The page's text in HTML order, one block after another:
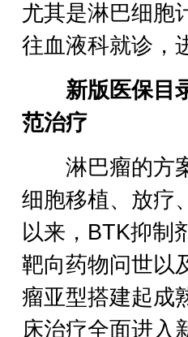
尤其是淋巴细胞
往血液科就诊，
新版医保目录
范治疗
淋巴瘤的方案
细胞移植、放疗
以来，BTK抑制
靶向药物问世以
瘤亚型搭建起成
床治疗全面进入